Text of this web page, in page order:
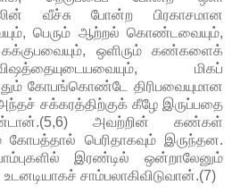
வீச்சு போன்ற பிரகாசமான
பெரும் ஆற்றல் கொண்டவையும்,
கக்குபவையும், ஒளிரும் கண்களைக்
மிகப்
கோபங்கொண்டே திரிபவையுமான
சக்கரத்திற்குக் கீழே இருப்பதை
அவற்றின் கண்கள்
பெரிதாகவும் இருந்தன.
இரண்டில் ஒன்றாலேனும்
சாம்பலாகிவிடுவான்.(7)